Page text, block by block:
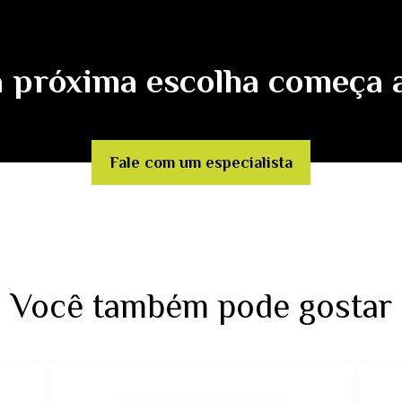
próxima escolha começa
Fale com um especialista
Você também pode gostar